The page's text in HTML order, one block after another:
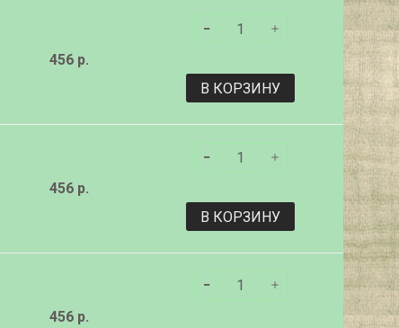
456 р.
В КОРЗИНУ
456 р.
В КОРЗИНУ
456 р.